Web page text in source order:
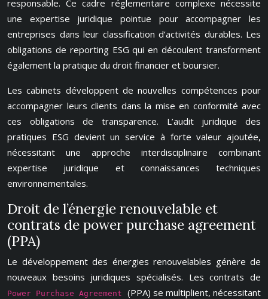
responsable. Ce cadre réglementaire complexe nécessite
une expertise juridique pointue pour accompagner les
entreprises dans leur classification d’activités durables. Les
obligations de reporting ESG qui en découlent transforment
également la pratique du droit financier et boursier.
Les cabinets développent de nouvelles compétences pour
accompagner leurs clients dans la mise en conformité avec
ces obligations de transparence. L’audit juridique des
pratiques ESG devient un service à forte valeur ajoutée,
nécessitant une approche interdisciplinaire combinant
expertise juridique et connaissances techniques
environnementales.
Droit de l’énergie renouvelable et
contrats de power purchase agreement
(PPA)
Le développement des énergies renouvelables génère de
nouveaux besoins juridiques spécialisés. Les contrats de
Power Purchase Agreement (PPA) se multiplient, nécessitant